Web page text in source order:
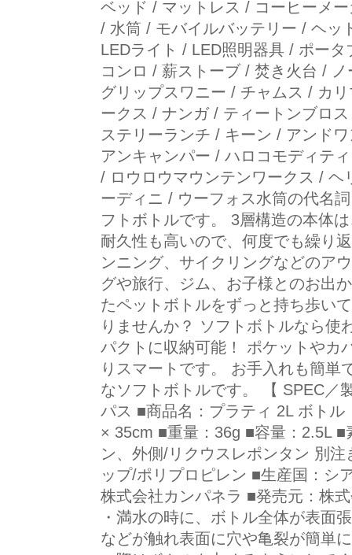
ベッド / マットレス / コーヒーメ
/ 水筒 / モバイルバッテリー / ヘッ
LEDライト / LED照明器具 / ポー
コンロ / 薪ストーブ / 焚き火台 /
グリップスワニー / チャムス / カ
ークス / ナンガ / ティートンブロ
ステリーランチ / キーン / アンド
アンキャンパー / ハロコモディテ
/ ロウロウマウンテンワークス /
ーディニ / ウーフォス水筒の代名
フトボトルです。 3層構造の本体
耐久性も高いので、何度でも繰り
ンニング、サイクリングなどのア
グや旅行、ジム、お子様とのお出
たペットボトルをずっと持ち歩い
りませんか？ ソフトボトルなら使
パクトに収納可能！ ポケットやカ
りスマートです。 お手入れも簡単
なソフトボトルです。 【 SPEC／
パス ■商品名：プラティ 2L ボト
× 35cm ■重量：36g ■容量：2.5L
ン、外側/リクウスレポンタン 別
ップ/ポリプロピレン ■生産国：シ
株式会社カンパネラ ■発売元：株
・満水の時に、ボトル全体が表
などが触れ表面に穴や亀裂が簡単